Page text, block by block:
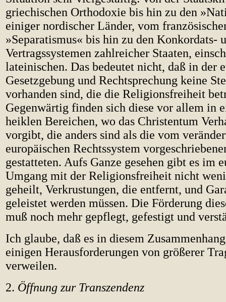
griechischen Orthodoxie bis hin zu den
einiger nordischer Länder, vom
»Separatismus« bis hin zu den Konkordats-
Vertragssystemen zahlreicher Staaten,
lateinischen. Das bedeutet nicht, daß in der
Gesetzgebung und Rechtsprechung keine
vorhanden sind, die die Religionsfreiheit
Gegenwärtig finden sich diese vor allem in
heiklen Bereichen, wo das Christentum
vorgibt, die anders sind als die vom
europäischen Rechtssystem
gestatteten. Aufs Ganze gesehen gibt es im
Umgang mit der Religionsfreiheit nicht
geheilt, Verkrustungen, die entfernt, und
geleistet werden müssen. Die Förderung
muß noch mehr gepflegt, gefestigt und
Ich glaube, daß es in diesem
einigen Herausforderungen von größerer
verweilen.
2. Öffnung zur Transzendenz